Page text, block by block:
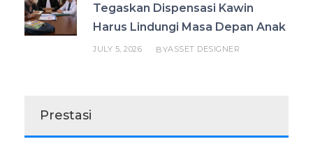
Tegaskan Dispensasi Kawin
Harus Lindungi Masa Depan Anak
JULY 5, 2026 BYASSET DESIGNER
Prestasi